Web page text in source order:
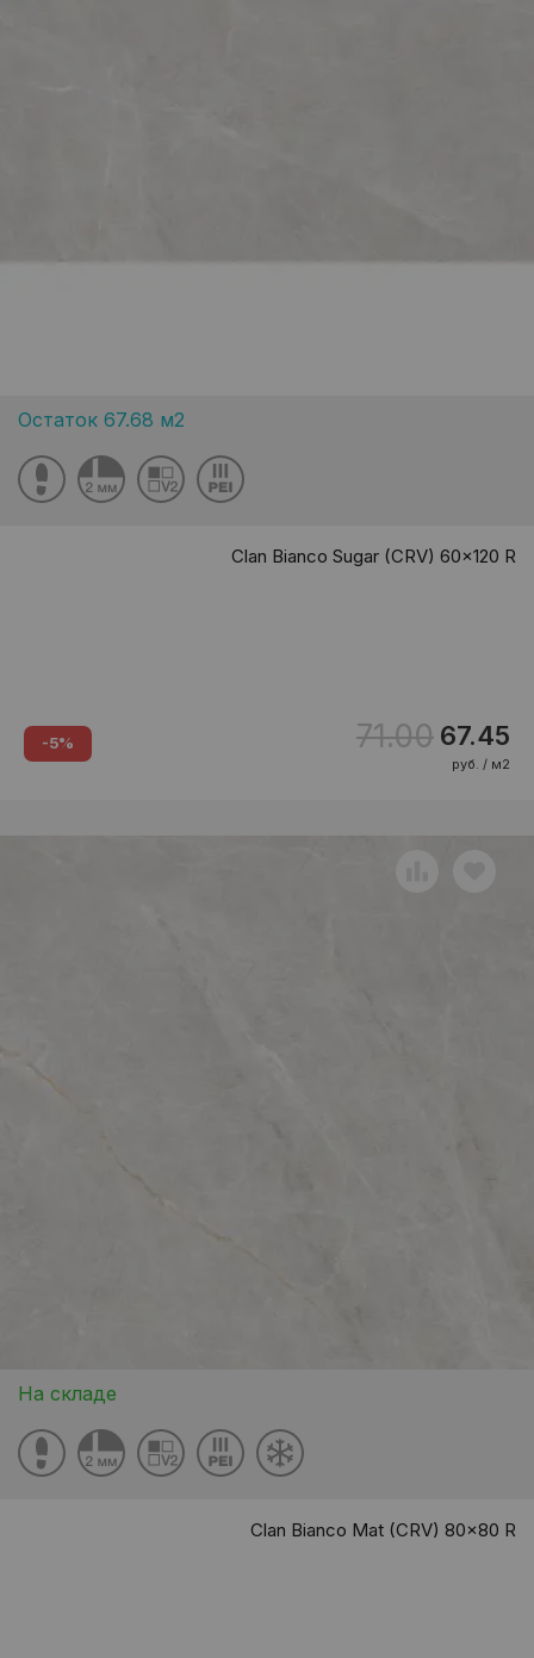
Остаток 67.68 м2
Clan Bianco Sugar (CRV) 60x120 R
-5% 71.00 67.45
руб. / м2
На складе
Clan Bianco Mat (CRV) 80x80 R